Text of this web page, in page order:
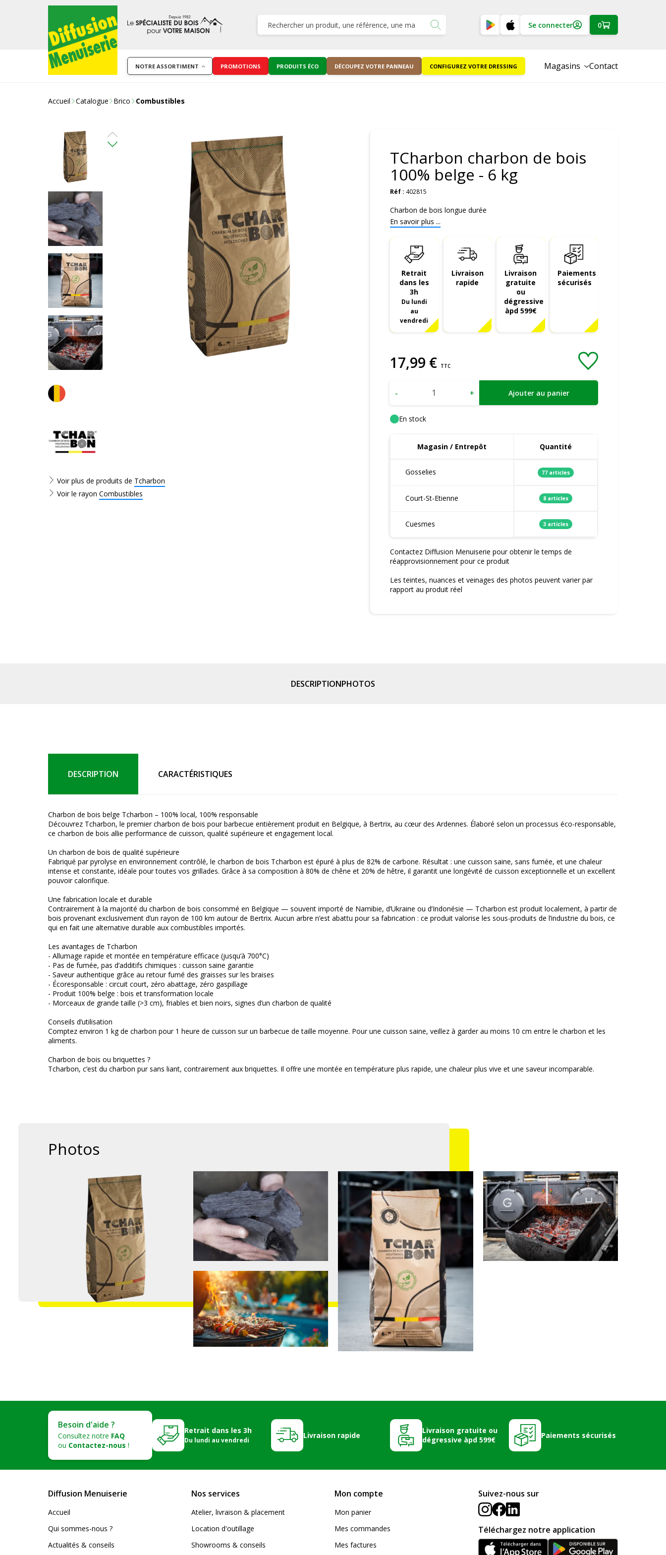
Se connecter 0
NOTRE ASSORTIMENT PROMOTIONS PRODUITS ÉCO DÉCOUPEZ VOTRE PANNEAU CONFIGUREZ VOTRE DRESSING Magasins Contact
Accueil Catalogue Brico Combustibles
Voir plus de produits de Tcharbon
Voir le rayon Combustibles
TCharbon charbon de bois
100% belge - 6 kg
Réf : 402815
Charbon de bois longue durée
En savoir plus ...
Retrait
dans les
3h
Du lundi
au
vendredi
Livraison
rapide
Livraison
gratuite
ou
dégressive
àpd 599€
Paiements
sécurisés
17,99 € TTC
- + Ajouter au panier
En stock
Magasin / Entrepôt Quantité
Gosselies 77 articles
Court-St-Etienne 8 articles
Cuesmes 3 articles
Contactez Diffusion Menuiserie pour obtenir le temps de
réapprovisionnement pour ce produit
Les teintes, nuances et veinages des photos peuvent varier par
rapport au produit réel
DESCRIPTIONPHOTOS
DESCRIPTION CARACTÉRISTIQUES
Charbon de bois belge Tcharbon – 100% local, 100% responsable
Découvrez Tcharbon, le premier charbon de bois pour barbecue entièrement produit en Belgique, à Bertrix, au cœur des Ardennes. Élaboré selon un processus éco-responsable,
ce charbon de bois allie performance de cuisson, qualité supérieure et engagement local.
Un charbon de bois de qualité supérieure
Fabriqué par pyrolyse en environnement contrôlé, le charbon de bois Tcharbon est épuré à plus de 82% de carbone. Résultat : une cuisson saine, sans fumée, et une chaleur
intense et constante, idéale pour toutes vos grillades. Grâce à sa composition à 80% de chêne et 20% de hêtre, il garantit une longévité de cuisson exceptionnelle et un excellent
pouvoir calorifique.
Une fabrication locale et durable
Contrairement à la majorité du charbon de bois consommé en Belgique — souvent importé de Namibie, d’Ukraine ou d’Indonésie — Tcharbon est produit localement, à partir de
bois provenant exclusivement d’un rayon de 100 km autour de Bertrix. Aucun arbre n’est abattu pour sa fabrication : ce produit valorise les sous-produits de l’industrie du bois, ce
qui en fait une alternative durable aux combustibles importés.
Les avantages de Tcharbon
- Allumage rapide et montée en température efficace (jusqu’à 700°C)
- Pas de fumée, pas d’additifs chimiques : cuisson saine garantie
- Saveur authentique grâce au retour fumé des graisses sur les braises
- Écoresponsable : circuit court, zéro abattage, zéro gaspillage
- Produit 100% belge : bois et transformation locale
- Morceaux de grande taille (>3 cm), friables et bien noirs, signes d’un charbon de qualité
Conseils d’utilisation
Comptez environ 1 kg de charbon pour 1 heure de cuisson sur un barbecue de taille moyenne. Pour une cuisson saine, veillez à garder au moins 10 cm entre le charbon et les
aliments.
Charbon de bois ou briquettes ?
Tcharbon, c’est du charbon pur sans liant, contrairement aux briquettes. Il offre une montée en température plus rapide, une chaleur plus vive et une saveur incomparable.
Photos
Besoin d'aide ?
Consultez notre FAQ
ou Contactez-nous !
Retrait dans les 3h
Du lundi au vendredi
Livraison rapide
Livraison gratuite ou
dégressive àpd 599€
Paiements sécurisés
Diffusion Menuiserie
Accueil
Qui sommes-nous ?
Actualités & conseils
Nos services
Atelier, livraison & placement
Location d'outillage
Showrooms & conseils
Mon compte
Mon panier
Mes commandes
Mes factures
Suivez-nous sur
Téléchargez notre application